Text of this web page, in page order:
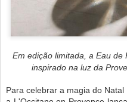
Em edição limitada, a Eau
inspirado na luz da
Para celebrar a magia do